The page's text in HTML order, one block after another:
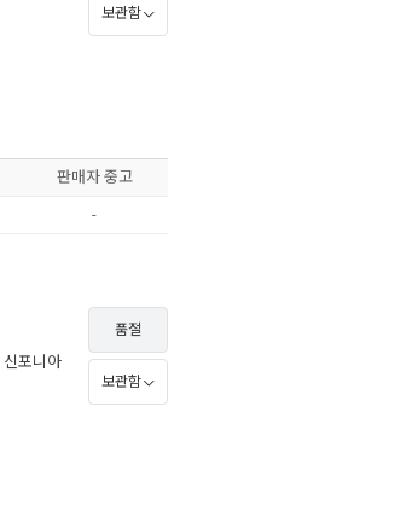
보관함
판매자 중고
-
신포니아
품절
보관함